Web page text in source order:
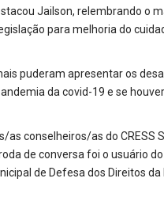
Jailson, relembrando o
para melhoria do
puderam apresentar os
da covid-19 e se
conselheiros/as do CRESS
de conversa foi o usuário
de Defesa dos Direitos